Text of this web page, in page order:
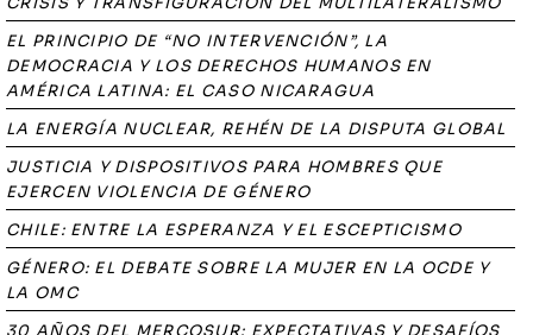
EL PRINCIPIO DE “NO INTERVENCIÓN”, LA
DEMOCRACIA Y LOS DERECHOS HUMANOS EN
AMÉRICA LATINA: EL CASO NICARAGUA
LA ENERGÍA NUCLEAR, REHÉN DE LA DISPUTA GLOBAL
JUSTICIA Y DISPOSITIVOS PARA HOMBRES QUE
EJERCEN VIOLENCIA DE GÉNERO
CHILE: ENTRE LA ESPERANZA Y EL ESCEPTICISMO
GÉNERO: EL DEBATE SOBRE LA MUJER EN LA OCDE Y
LA OMC
30 AÑOS DEL MERCOSUR: EXPECTATIVAS Y DESAFÍOS